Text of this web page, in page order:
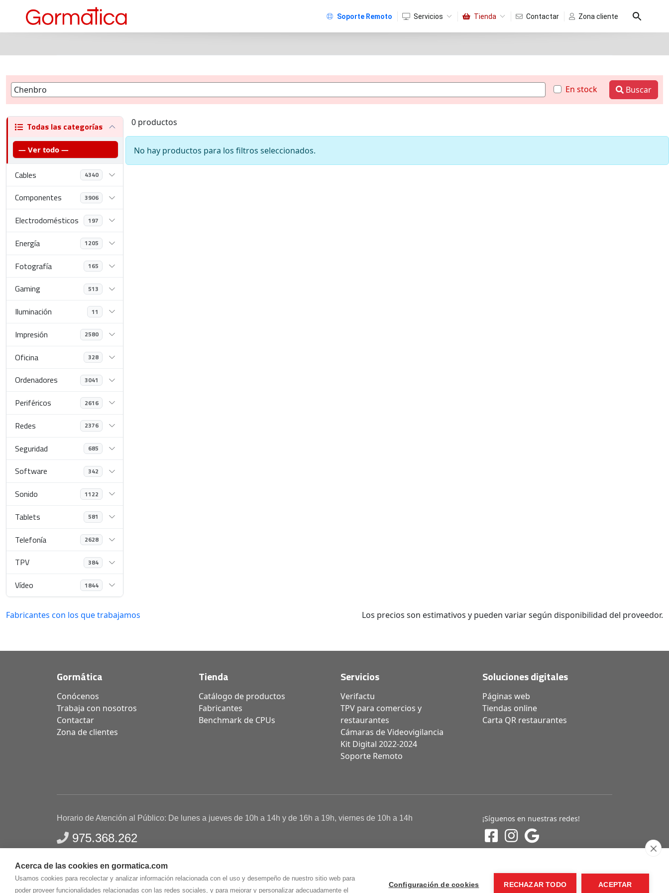
Acerca de las cookies en gormatica.com
Usamos cookies para recolectar y analizar información relacionada con el uso y desempeño de nuestro sitio web para
poder proveer funcionalidades relacionadas con las redes sociales, y para mejorar y personalizar adecuadamente el
Configuración de cookies RECHAZAR TODO ACEPTAR
Soporte Remoto Servicios Tienda Contactar Zona cliente
En stock Buscar
Todas las categorías
— Ver todo —
Cables 4340
Componentes 3906
Electrodomésticos 197
Energía 1205
Fotografía 165
Gaming 513
Iluminación 11
Impresión 2580
Oficina 328
Ordenadores 3041
Periféricos 2616
Redes 2376
Seguridad 685
Software 342
Sonido 1122
Tablets 581
Telefonía 2628
TPV 384
Vídeo 1844
0 productos
No hay productos para los filtros seleccionados.
Fabricantes con los que trabajamos Los precios son estimativos y pueden variar según disponibilidad del proveedor.
Gormática
Conócenos
Trabaja con nosotros
Contactar
Zona de clientes
Tienda
Catálogo de productos
Fabricantes
Benchmark de CPUs
Servicios
Verifactu
TPV para comercios y
restaurantes
Cámaras de Videovigilancia
Kit Digital 2022-2024
Soporte Remoto
Soluciones digitales
Páginas web
Tiendas online
Carta QR restaurantes
Horario de Atención al Público: De lunes a jueves de 10h a 14h y de 16h a 19h, viernes de 10h a 14h
975.368.262
Gormaz Informática S.L.C/ Soria, 2 - El Burgo de Osma (Soria)
¡Síguenos en nuestras redes!